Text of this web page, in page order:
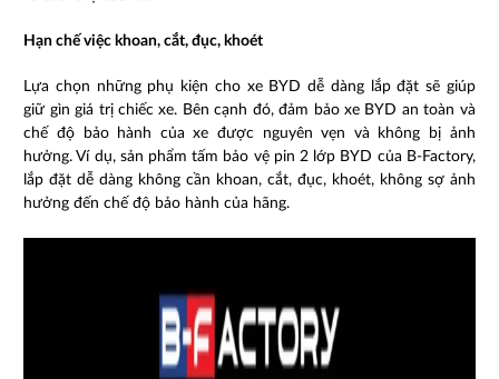
Hạn chế việc khoan, cắt, đục, khoét
Lựa chọn những phụ kiện cho xe BYD dễ dàng lắp đặt sẽ giúp
giữ gìn giá trị chiếc xe. Bên cạnh đó, đảm bảo xe BYD an toàn và
chế độ bảo hành của xe được nguyên vẹn và không bị ảnh
hưởng. Ví dụ, sản phẩm tấm bảo vệ pin 2 lớp BYD của B-Factory,
lắp đặt dễ dàng không cần khoan, cắt, đục, khoét, không sợ ảnh
hưởng đến chế độ bảo hành của hãng.